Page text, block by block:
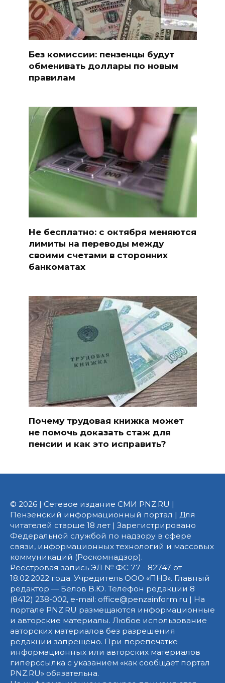
Без комиссии: пензенцы будут
обменивать доллары по новым
правилам
Не бесплатно: с октября меняются
лимиты на переводы между
своими счетами в сторонних
банкоматах
Почему трудовая книжка может
не помочь доказать стаж для
пенсии и как это исправить?
© 2026 | Сетевое издание СМИ PNZ.RU |
Пензенский информационный портал | Для
читателей старше 18 лет | Зарегистрировано
Федеральной службой по надзору в сфере
связи, информационных технологий и массовых
коммуникаций (Роскомнадзор).
Реестровая запись ЭЛ № ФС 77 - 82747 от
18.02.2022 года. Учредитель ООО «ПНЗ». Главный
редактор — Белов В.Ю. Телефон редакции 8
(8412) 238-002, e-mail: office@penzainform.ru | На
портале PNZ.RU размещаются информационные
и авторские материалы. Любое использование
авторских материалов без разрешения
редакции запрещено. При перепечатке
информационных или авторских материалов
гиперссылка с указанием «как сообщает портал
PNZ.RU» обязательна.